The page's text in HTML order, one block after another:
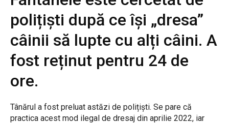
polițiști după ce își „dresa”
câinii să lupte cu alți câini. A
fost reținut pentru 24 de
ore.
Tânărul a fost preluat astăzi de polițiști. Se pare că
practica acest mod ilegal de dresaj din aprilie 2022, iar